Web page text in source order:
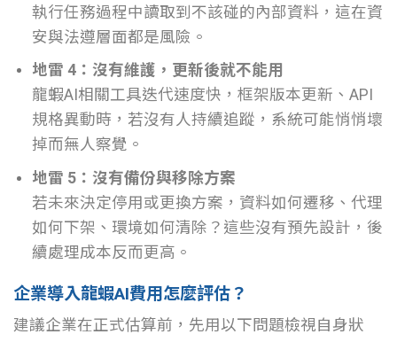
執行任務過程中讀取到不該碰的內部資料，這在資
安與法遵層面都是風險。
地雷 4：沒有維護，更新後就不能用
龍蝦AI相關工具迭代速度快，框架版本更新、API
規格異動時，若沒有人持續追蹤，系統可能悄悄壞
掉而無人察覺。
地雷 5：沒有備份與移除方案
若未來決定停用或更換方案，資料如何遷移、代理
如何下架、環境如何清除？這些沒有預先設計，後
續處理成本反而更高。
企業導入龍蝦AI費用怎麼評估？
建議企業在正式估算前，先用以下問題檢視自身狀